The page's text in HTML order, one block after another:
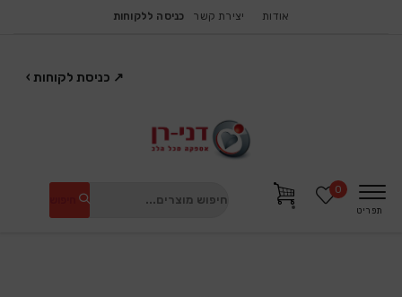
אודות יצירת קשר כניסה ללקוחות
↗ כניסת לקוחות ›
תפריט
0